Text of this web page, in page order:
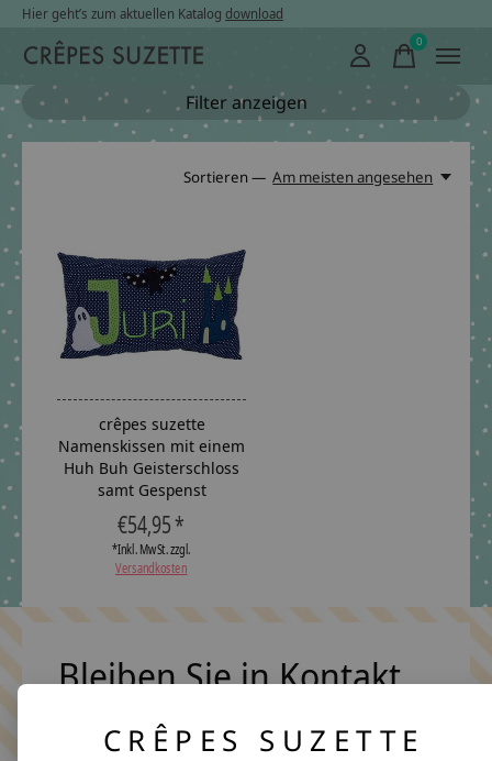
Hier geht’s zum aktuellen Katalog download
0items
Filter anzeigen
Sortieren — Am meisten angesehen
crêpes suzette
Namenskissen mit einem
Huh Buh Geisterschloss
samt Gespenst
€54,95 *
*Inkl. MwSt. zzgl.
Versandkosten
Bleiben Sie in Kontakt
CRÊPES SUZETTE